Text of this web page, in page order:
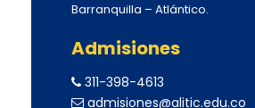
Barranquilla – Atlántico.
Admisiones
311-398-4613
admisiones@alitic.edu.co